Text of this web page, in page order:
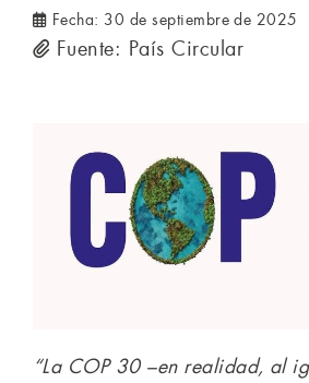
Fecha: 30 de septiembre de 2025
Fuente: País Circular
“La COP 30 –en realidad, al